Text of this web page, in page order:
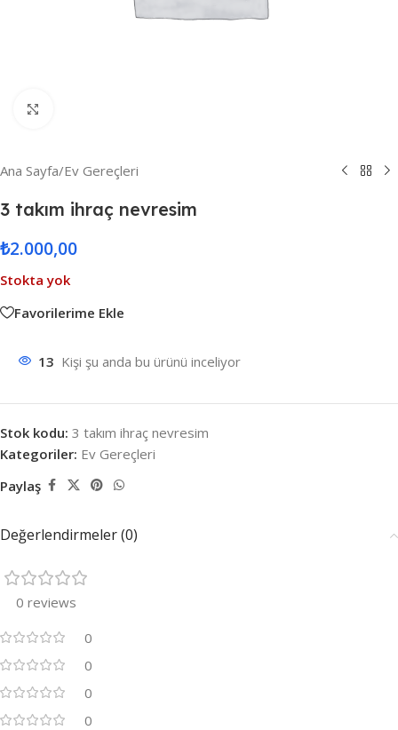
Ana Sayfa/Ev Gereçleri
3 takım ihraç nevresim
₺2.000,00
Stokta yok
Favorilerime Ekle
13 Kişi şu anda bu ürünü inceliyor
Stok kodu: 3 takım ihraç nevresim
Kategoriler: Ev Gereçleri
Paylaş
Değerlendirmeler (0)
0 reviews
0
0
0
0